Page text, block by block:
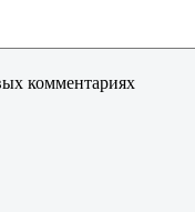
комментариях